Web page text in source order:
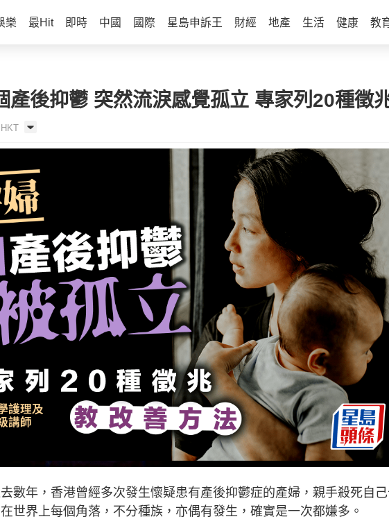
樂 最Hit 即時 中國 國際 星島申訴王 財經 地產 生活 健康 教
產後抑鬱 突然流淚感覺孤立 專家列20種徵
數年，香港曾經多次發生懷疑患有產後抑鬱症的產婦，親手殺死自
世界上每個角落，不分種族，亦偶有發生，確實是一次都嫌多。